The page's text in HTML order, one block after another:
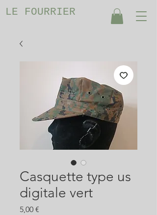
LE FOURRIER
Casquette type us
digitale vert
5,00 €